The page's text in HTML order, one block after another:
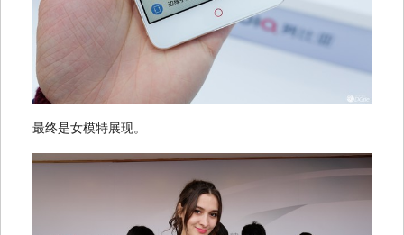
最终是女模特展现。